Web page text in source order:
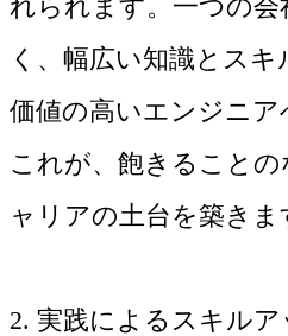
れられます。一つの
く、幅広い知識とス
価値の高いエンジニア
これが、飽きること
ャリアの土台を築きま
2. 実践によるスキル